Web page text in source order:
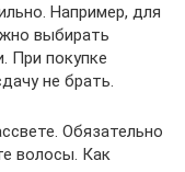
Например, для
выбирать
При покупке
не брать.
Обязательно
волосы. Как